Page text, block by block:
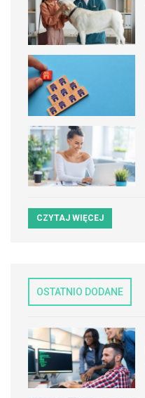
CZYTAJ WIĘCEJ
OSTATNIO DODANE